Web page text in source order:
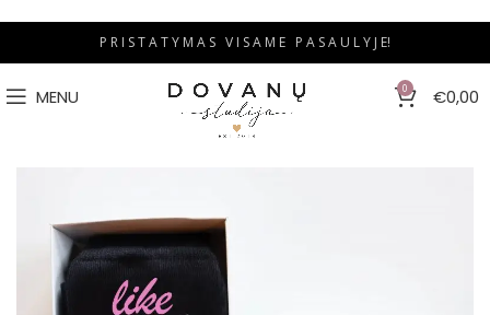
P R I S T A T Y M A S V I S A M E P A S A U L Y J E!
MENU 0 €0,00